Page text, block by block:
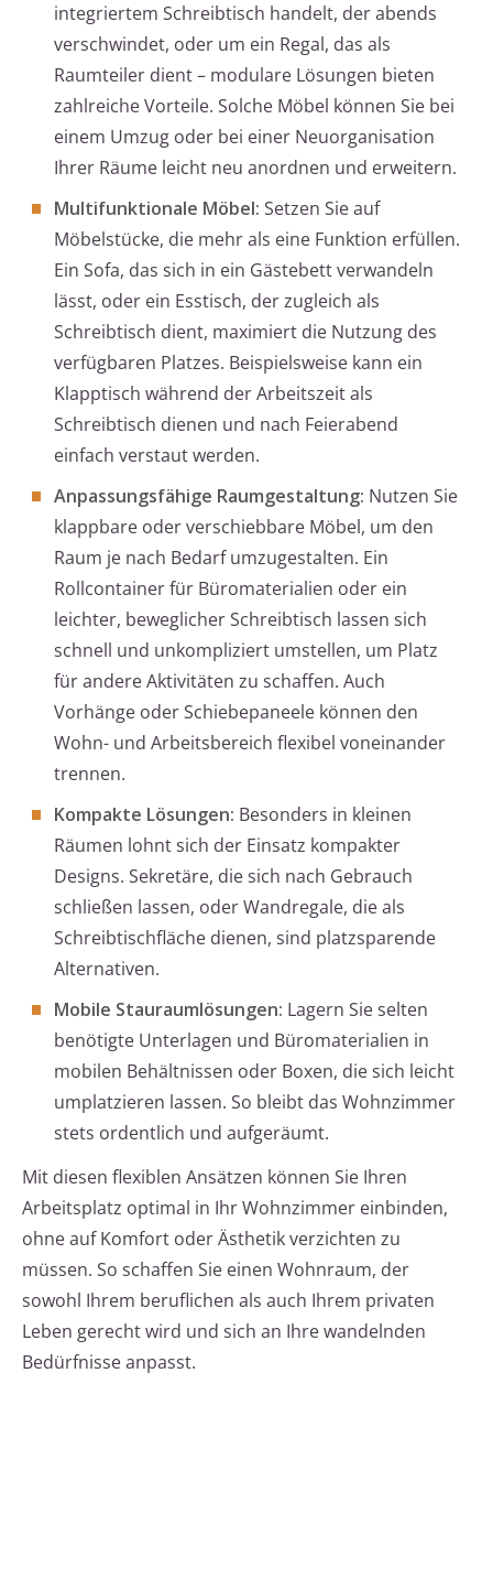
integriertem Schreibtisch handelt, der abends
verschwindet, oder um ein Regal, das als
Raumteiler dient – modulare Lösungen bieten
zahlreiche Vorteile. Solche Möbel können Sie bei
einem Umzug oder bei einer Neuorganisation
Ihrer Räume leicht neu anordnen und erweitern.
Multifunktionale Möbel: Setzen Sie auf
Möbelstücke, die mehr als eine Funktion erfüllen.
Ein Sofa, das sich in ein Gästebett verwandeln
lässt, oder ein Esstisch, der zugleich als
Schreibtisch dient, maximiert die Nutzung des
verfügbaren Platzes. Beispielsweise kann ein
Klapptisch während der Arbeitszeit als
Schreibtisch dienen und nach Feierabend
einfach verstaut werden.
Anpassungsfähige Raumgestaltung: Nutzen Sie
klappbare oder verschiebbare Möbel, um den
Raum je nach Bedarf umzugestalten. Ein
Rollcontainer für Büromaterialien oder ein
leichter, beweglicher Schreibtisch lassen sich
schnell und unkompliziert umstellen, um Platz
für andere Aktivitäten zu schaffen. Auch
Vorhänge oder Schiebepaneele können den
Wohn- und Arbeitsbereich flexibel voneinander
trennen.
Kompakte Lösungen: Besonders in kleinen
Räumen lohnt sich der Einsatz kompakter
Designs. Sekretäre, die sich nach Gebrauch
schließen lassen, oder Wandregale, die als
Schreibtischfläche dienen, sind platzsparende
Alternativen.
Mobile Stauraumlösungen: Lagern Sie selten
benötigte Unterlagen und Büromaterialien in
mobilen Behältnissen oder Boxen, die sich leicht
umplatzieren lassen. So bleibt das Wohnzimmer
stets ordentlich und aufgeräumt.
Mit diesen flexiblen Ansätzen können Sie Ihren
Arbeitsplatz optimal in Ihr Wohnzimmer einbinden,
ohne auf Komfort oder Ästhetik verzichten zu
müssen. So schaffen Sie einen Wohnraum, der
sowohl Ihrem beruflichen als auch Ihrem privaten
Leben gerecht wird und sich an Ihre wandelnden
Bedürfnisse anpasst.